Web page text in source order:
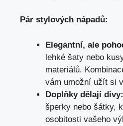
Pár stylových nápadů:
Elegantní, ale
lehké šaty nebo
materiálů.
vám umožní užít si
Doplňky dělají divy:
šperky nebo šátky,
osobitosti vašeho